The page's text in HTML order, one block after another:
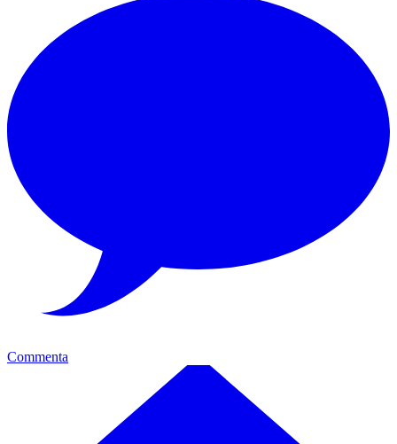
Commenta